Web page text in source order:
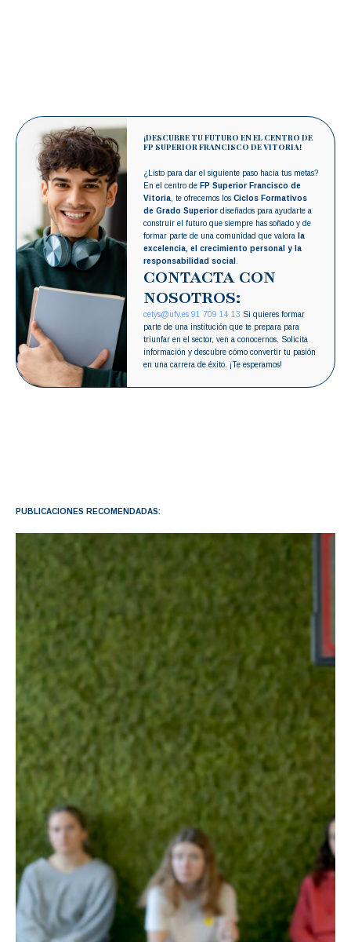
¡DESCUBRE TU FUTURO EN EL CENTRO DE
FP SUPERIOR FRANCISCO DE VITORIA!
¿Listo para dar el siguiente paso hacia tus metas?
En el centro de FP Superior Francisco de
Vitoria , te ofrecemos losCiclos Formativos
de Grado Superior diseñados para ayudarte a
construir el futuro que siempre has soñado y de
formar parte de una comunidad que valora
la
excelencia, el crecimiento personal y la
responsabilidad social
CONTACTA CON
NOSOTROS:
cetys@ufv.es 91 709 14 13 Si quieres formar
parte de una institución que te prepara para
triunfar en el sector, ven a conocernos. Solicita
información y descubre cómo convertir tu pasión
en una carrera de éxito. ¡Te esperamos!
PUBLICACIONES RECOMENDADAS: